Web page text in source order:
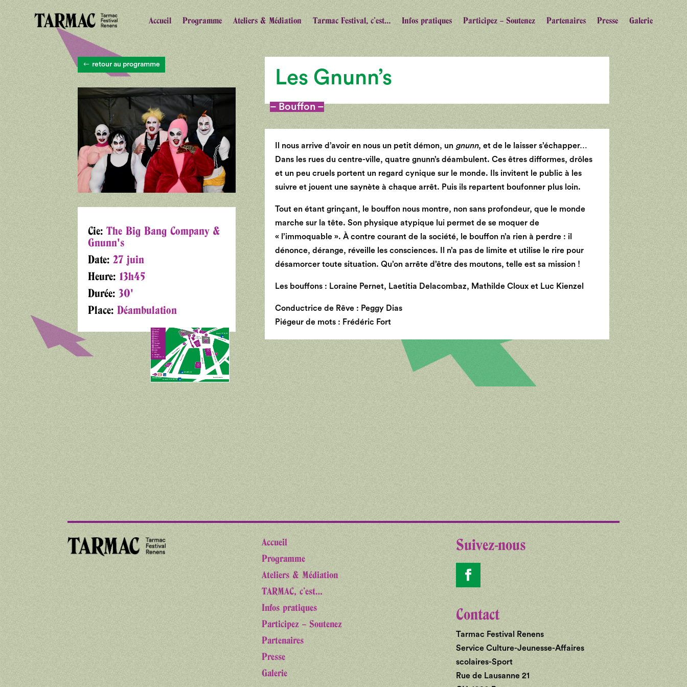
Accueil Programme Ateliers & Médiation Tarmac Festival, c’est… Infos pratiques Participez – Soutenez Partenaires Presse Galerie
retour au programme
Cie: The Big Bang Company &
Gnunn's
Date: 27 juin
Heure: 13h45
Durée: 30'
Place: Déambulation
Les Gnunn’s
– Bouffon –
Il nous arrive d’avoir en nous un petit démon, un gnunn, et de le laisser s’échapper…
Dans les rues du centre-ville, quatre gnunn’s déambulent. Ces êtres difformes, drôles
et un peu cruels portent un regard cynique sur le monde. Ils invitent le public à les
suivre et jouent une saynète à chaque arrêt. Puis ils repartent boufonner plus loin.
Tout en étant grinçant, le bouffon nous montre, non sans profondeur, que le monde
marche sur la tête. Son physique atypique lui permet de se moquer de
« l’immoquable ». À contre courant de la société, le bouffon n’a rien à perdre : il
dénonce, dérange, réveille les consciences. Il n’a pas de limite et utilise le rire pour
désamorcer toute situation. Qu’on arrête d’être des moutons, telle est sa mission !
Les bouffons : Loraine Pernet, Laetitia Delacombaz, Mathilde Cloux et Luc Kienzel
Conductrice de Rêve : Peggy Dias
Piégeur de mots : Frédéric Fort
Accueil
Programme
Ateliers & Médiation
TARMAC, c’est…
Infos pratiques
Participez – Soutenez
Partenaires
Presse
Galerie
Suivez-nous
Contact
Tarmac Festival Renens
Service Culture-Jeunesse-Affaires
scolaires-Sport
Rue de Lausanne 21